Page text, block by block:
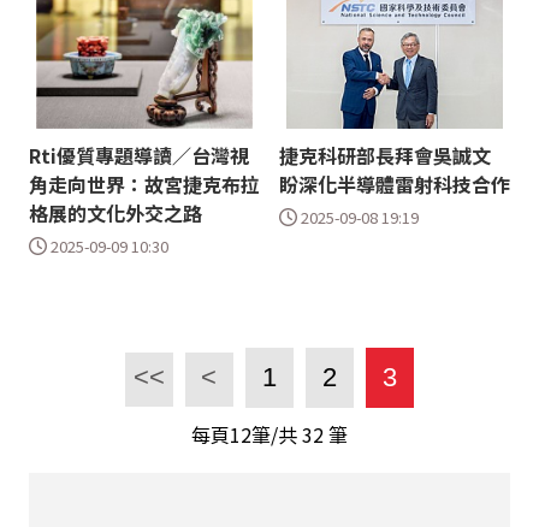
Rti優質專題導讀／台灣視
角走向世界：故宮捷克布拉
格展的文化外交之路
2025-09-09 10:30
捷克科研部長拜會吳誠文
盼深化半導體雷射科技合作
2025-09-08 19:19
<< < 1 2 3
每頁12筆/共32筆